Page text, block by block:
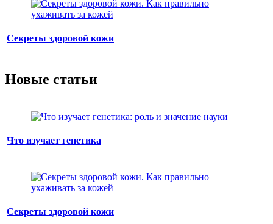
Секреты здоровой кожи
Новые статьи
Что изучает генетика
Секреты здоровой кожи